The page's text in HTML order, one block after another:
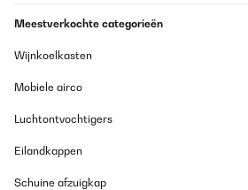
Ottima soluzione per andare a vedere le
Meestverkochte categorieën
Wijnkoelkasten
Mobiele airco
Luchtontvochtigers
Eilandkappen
Schuine afzuigkap